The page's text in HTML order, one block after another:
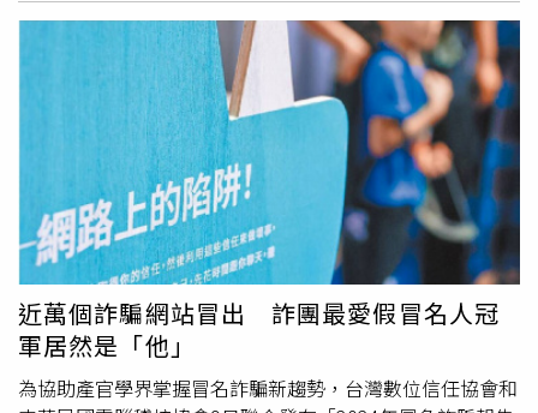
928.6萬人換算，其中80.2%有慶祝計畫，預算6838元，估
計光靠上班族所帶動的「中秋商機」，將上看509億元！而
且每逢中秋節，有高達八成五（85.2%）的人，自認「有烤
肉」習慣！其中上班族「最偏好」的食材，在可複選狀況
下，主要為：「牛肉片、豬肉片、羊肉片」（61.2%）、
「海鮮類」（56.8%）、「雞腿、雞翅」（53.1%），以及
「黑輪、甜不辣」（52%）、「香腸」（50.8%）。其餘喜
愛的烤肉食材，又分別是：「牛排、豬排、羊排」
（47.9%）、「玉米」（44%）、「菇類」（37.7%），以
及「米血」（36.3%）、「筍類」（31.8%）。相形之下，
上班族自認「最難烤」的食材，在可複選狀況下，依序是：
「雞腿、雞翅」（43.2%）、「香腸」（40.2%）、「牛
排、豬排、羊排」（39%），以及「內臟類」（30.9%）、
近萬個詐騙網站冒出 詐團最愛假冒名人冠
軍居然是「他」
為協助產官學界掌握冒名詐騙新趨勢，台灣數位信任協會和